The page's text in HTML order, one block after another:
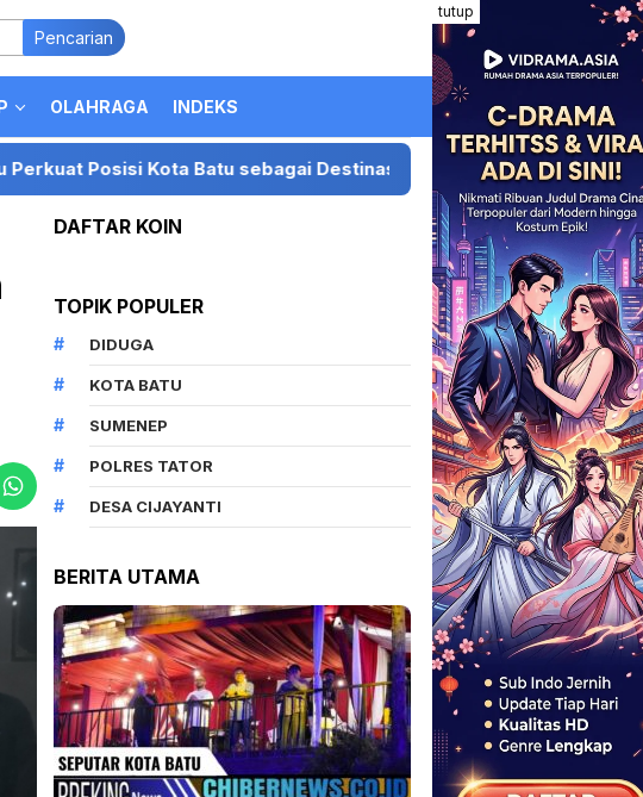
tutup
Pencarian
OLAHRAGA INDEKS
sebagai Destinasi Festival Musik Nasional Presiden LIRA
DAFTAR KOIN
TOPIK POPULER
DIDUGA
KOTA BATU
SUMENEP
POLRES TATOR
DESA CIJAYANTI
BERITA UTAMA